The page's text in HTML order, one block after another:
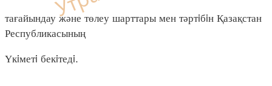
тағайындау және төлеу шарттары мен тәртiбiн Қазақстан
Республикасының
Үкiметi бекiтедi.